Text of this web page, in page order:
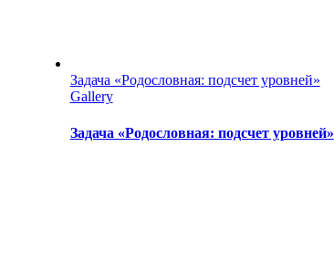
Задача «Родословная: подсчет уровней»
Gallery
Задача «Родословная: подсчет уровней»